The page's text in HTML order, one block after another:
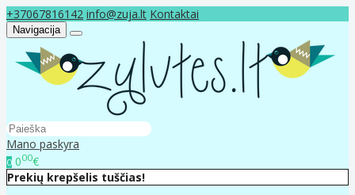
+37067816142 info@zuja.lt Kontaktai
Navigacija
Mano paskyra
0 000€
Prekių krepšelis tuščias!